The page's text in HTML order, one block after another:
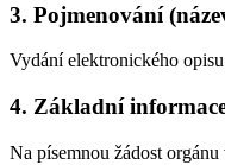
3. Pojmenování
Vydání elektronického
4. Základní
Na písemnou žádost